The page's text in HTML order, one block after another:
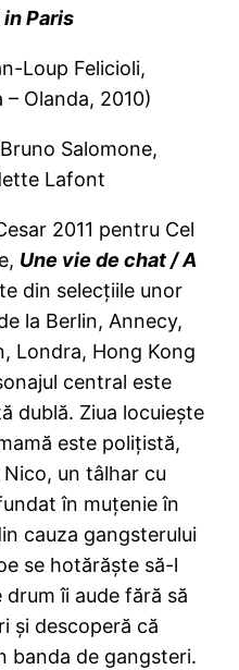
Paris
Loup Felicioli,
– Olanda, 2010)
Salomone,
Lafont
2011 pentru Cel
Une vie de chat / A
din selecţiile unor
la Berlin, Annecy,
Londra, Hong Kong
central este
dublă. Ziua locuieşte
este poliţistă,
un tâlhar cu
în muţenie în
cauza gangsterului
se hotărăşte să-l
drum îi aude fără să
şi descoperă că
banda de gangsteri.